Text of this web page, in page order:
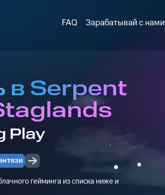
FAQ Зарабатывай с нами
в Serpent
Play
гейминга из списка ниже и